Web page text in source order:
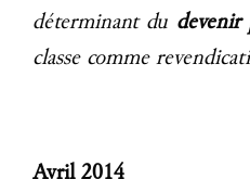
déterminant du devenir
classe comme